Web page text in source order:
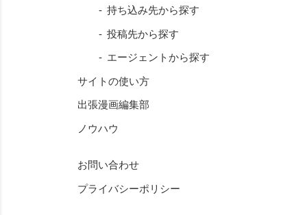
持ち込み先から探す
投稿先から探す
エージェントから探す
サイトの使い方
出張漫画編集部
ノウハウ
お問い合わせ
プライバシーポリシー